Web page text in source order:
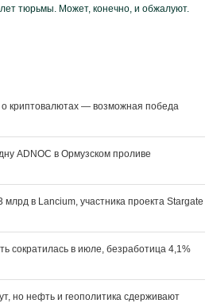
тюрьмы. Может, конечно, и обжалуют.
о криптовалютах — возможная победа
ADNOC в Ормузском проливе
млрд в Lancium, участника проекта Stargate
сократилась в июле, безработица 4,1%
но нефть и геополитика сдерживают